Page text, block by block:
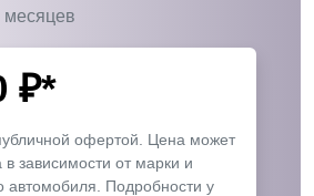
месяцев
₽*
офертой. Цена может
зависимости от марки и
автомобиля. Подробности у